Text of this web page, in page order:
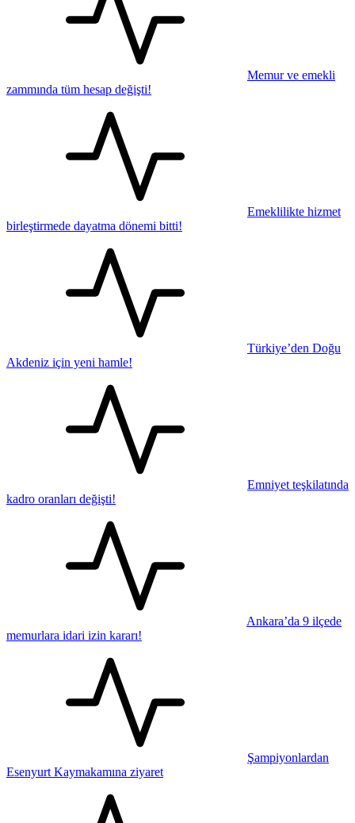
Memur ve emekli
zammında tüm hesap değişti!
Emeklilikte hizmet
birleştirmede dayatma dönemi bitti!
Türkiye’den Doğu
Akdeniz için yeni hamle!
Emniyet teşkilatında
kadro oranları değişti!
Ankara’da 9 ilçede
memurlara idari izin kararı!
Şampiyonlardan
Esenyurt Kaymakamına ziyaret